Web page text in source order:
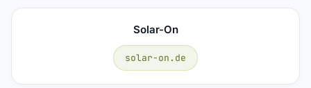
Solar-On
solar-on.de